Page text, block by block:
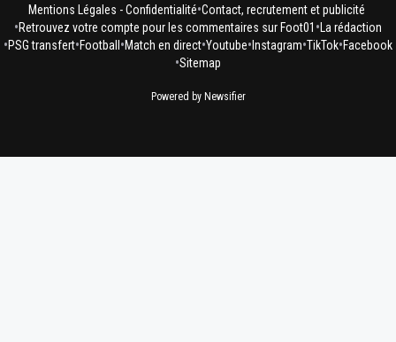
Mentions Légales - Confidentialité•Contact, recrutement et publicité
•Retrouvez votre compte pour les commentaires sur Foot01 •La rédaction
•PSG transfert•Football •Match en direct•Youtube• Instagram•TikTok•Facebook
•Sitemap
Powered by Newsifier